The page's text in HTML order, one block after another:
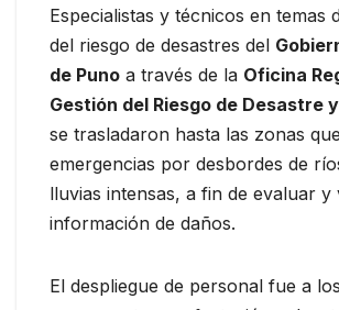
Especialistas y técnicos en temas
del riesgo de desastres del
de Puno a través de la Oficina
Gestión del Riesgo de Desastre
se trasladaron hasta las zonas
emergencias por desbordes de
lluvias intensas, a fin de evaluar y
información de daños.
El despliegue de personal fue a